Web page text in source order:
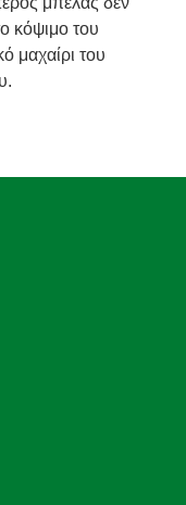
κόψιμο του
μαχαίρι του